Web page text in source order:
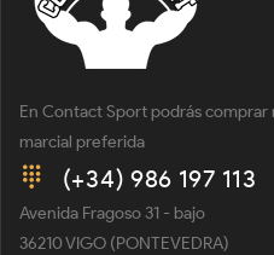
En Contact Sport podrás
marcial preferida
(+34) 986 197 113
Avenida Fragoso 31 - bajo
36210 VIGO (PONTEVEDRA)